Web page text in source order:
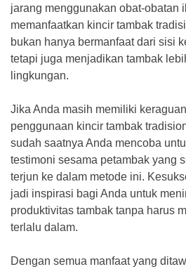
jarang menggunakan obat-obatan
memanfaatkan kincir tambak
bukan hanya bermanfaat dari sisi
tetapi juga menjadikan tambak
lingkungan.
Jika Anda masih memiliki
penggunaan kincir tambak
sudah saatnya Anda mencoba
testimoni sesama petambak yang
terjun ke dalam metode ini.
jadi inspirasi bagi Anda untuk
produktivitas tambak tanpa harus
terlalu dalam.
Dengan semua manfaat yang